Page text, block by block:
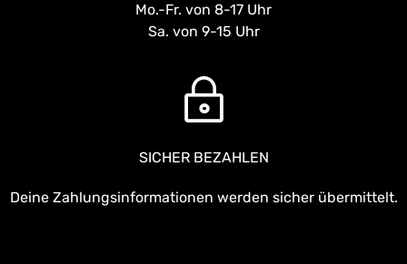
Mo.-Fr. von 8-17 Uhr
Sa. von 9-15 Uhr
SICHER BEZAHLEN
Deine Zahlungsinformationen werden sicher übermittelt.